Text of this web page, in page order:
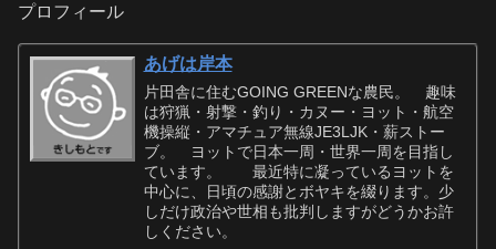
プロフィール
あげは岸本
片田舎に住むGOING GREENな農民。 趣味
は狩猟・射撃・釣り・カヌー・ヨット・航空
機操縦・アマチュア無線JE3LJK・薪ストー
ブ。 ヨットで日本一周・世界一周を目指し
ています。 最近特に凝っているヨットを
中心に、日頃の感謝とボヤキを綴ります。少
しだけ政治や世相も批判しますがどうかお許
しください。